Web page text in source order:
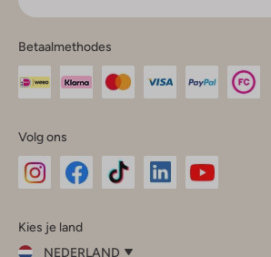
Betaalmethodes
Volg ons
InstagramFacebook
Kies je land
NEDERLAND